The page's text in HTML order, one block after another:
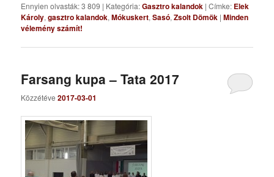
Ennyien olvasták: 3 809 | Kategória:Gasztro kalandok |Címke: Elek
Károly,gasztro kalandok,Mókuskert,Sasó,Zsolt Dömök |Minden
vélemény számít!
Farsang kupa – Tata 2017
Közzétéve2017-03-01